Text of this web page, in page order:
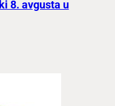
8. avgusta u